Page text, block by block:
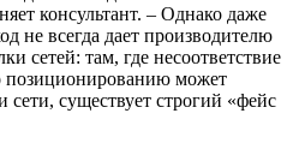
консультант. – Однако даже
не всегда дает производителю
сетей: там, где несоответствие
позиционированию может
сети, существует строгий «фейс